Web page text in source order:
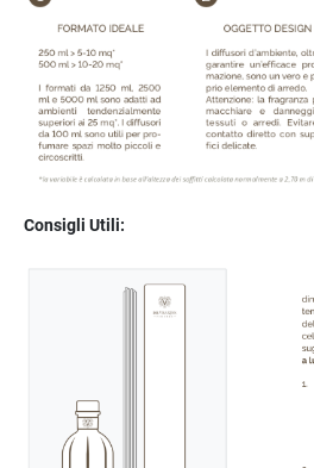
Consigli Utili: